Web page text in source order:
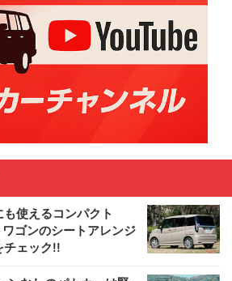
使えるコンパクト
ゴンのシートアレンジ
チェック!!